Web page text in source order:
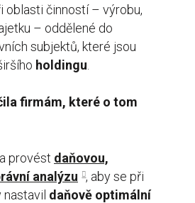
oblasti činností – výrobu,
– oddělené do
subjektů, které jsou
holdingu
firmám, které o tom
provést daňovou,
analýzu , aby se při
nastavil daňově optimální